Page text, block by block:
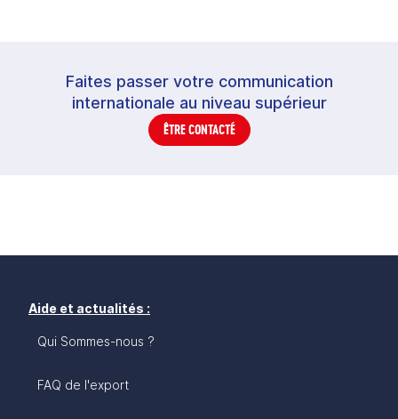
Faites passer votre communication
internationale au niveau supérieur
ÊTRE CONTACTÉ
Aide et actualités :
Qui Sommes-nous ?
FAQ de l'export